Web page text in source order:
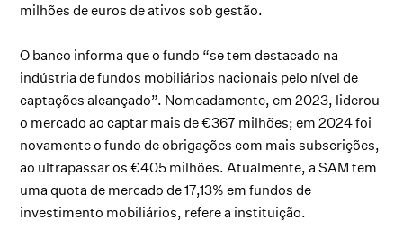
milhões de euros de ativos sob gestão.
O banco informa que o fundo “se tem destacado na
indústria de fundos mobiliários nacionais pelo nível de
captações alcançado”. Nomeadamente, em 2023, liderou
o mercado ao captar mais de €367 milhões; em 2024 foi
novamente o fundo de obrigações com mais subscrições,
ao ultrapassar os €405 milhões. Atualmente, a SAM tem
uma quota de mercado de 17,13% em fundos de
investimento mobiliários, refere a instituição.